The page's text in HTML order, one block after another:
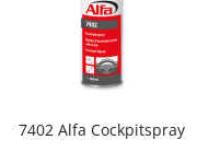
7402 Alfa Cockpitspray